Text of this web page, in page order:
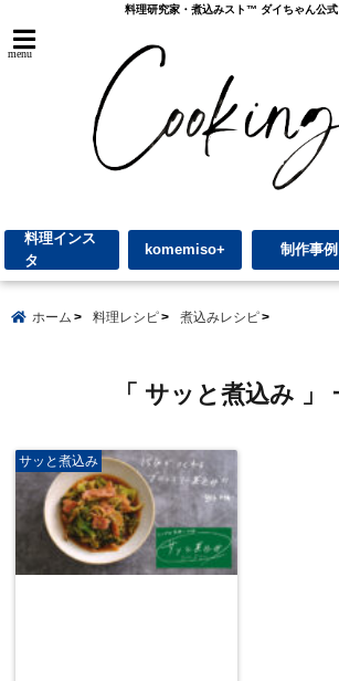
料理研究家・煮込みスト™︎ ダイちゃん公式
menu
料理インス
タ
komemiso+ 制作事例
ホーム 料理レシピ 煮込みレシピ
「 サッと煮込み 」
サッと煮込み